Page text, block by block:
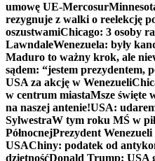
umowę UE-Mercosur
rezygnuje z walki o reelekcję
oszustwamiChicago: 3 osoby
LawndaleWenezuela: były
Maduro to ważny krok, ale
sądem: “jestem prezydentem,
USA za akcję w Wenezueli
w centrum miastaMsze święte
na naszej antenie!USA:
SylwestraW tym roku MŚ w
PółnocnejPrezydent
USAChiny: podatek od
dzietnośćDonald Trump: USA